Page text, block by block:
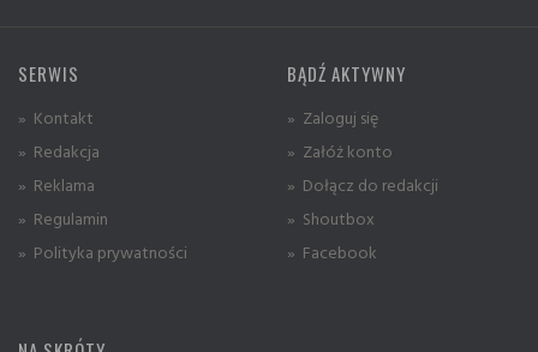
SERWIS
» Kontakt
» Redakcja
» Reklama
» Regulamin
» Polityka prywatności
BĄDŹ AKTYWNY
» Zaloguj się
» Załóż konto
» Dołącz do redakcji
» Shoutbox
» Facebook